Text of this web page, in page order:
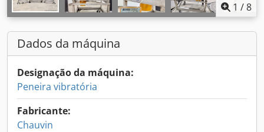
1 /8
Dados da máquina
Designação da máquina:
Peneira vibratória
Fabricante:
Chauvin